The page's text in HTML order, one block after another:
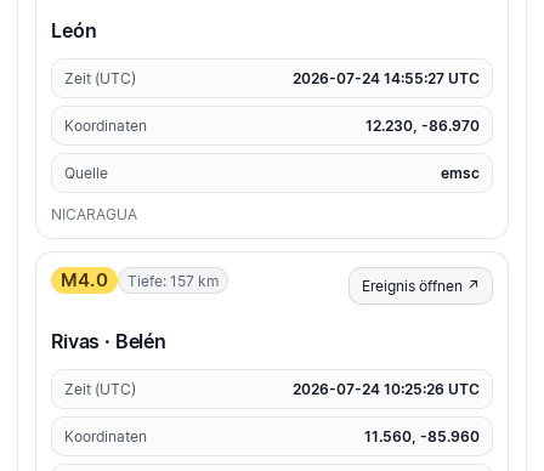
León
Zeit (UTC) 2026-07-24 14:55:27 UTC
Koordinaten 12.230, -86.970
Quelle emsc
NICARAGUA
M4.0 Tiefe: 157 km Ereignis öffnen ↗
Rivas · Belén
Zeit (UTC) 2026-07-24 10:25:26 UTC
Koordinaten 11.560, -85.960